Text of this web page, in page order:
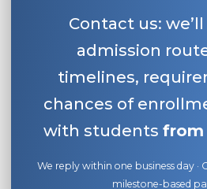
Contact us:
admission
timelines,
chances of
with students from
We reply within one business day ·
milestone-based